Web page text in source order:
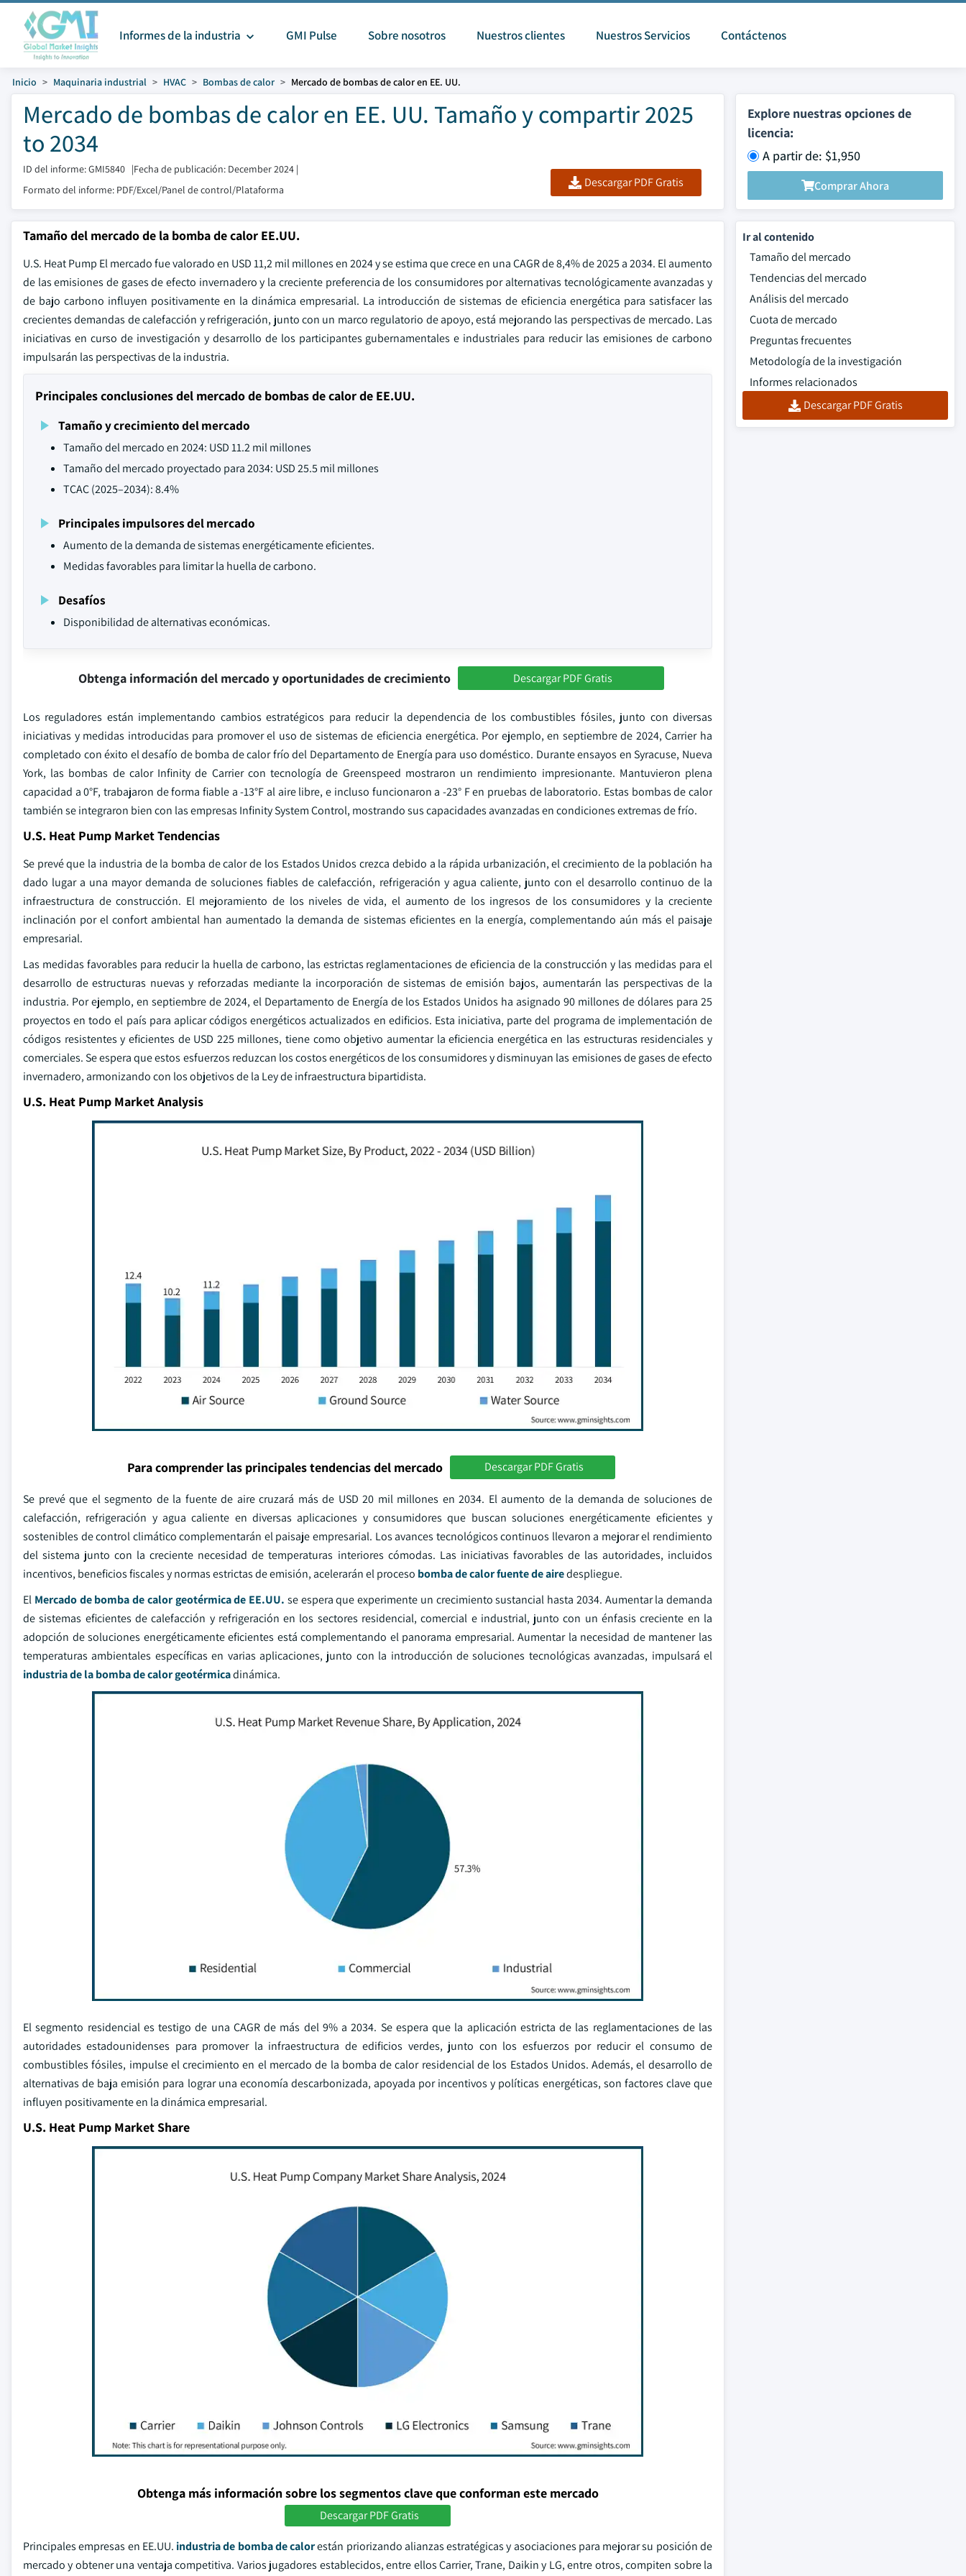
Informes de la industria GMI Pulse Sobre nosotros Nuestros clientes Nuestros Servicios Contáctenos
Inicio Maquinaria industrial HVAC Bombas de calor Mercado de bombas de calor en EE. UU.
Mercado de bombas de calor en EE. UU. Tamaño y compartir 2025
to 2034
ID del informe: GMI5840 |Fecha de publicación: December 2024 |
Formato del informe: PDF/Excel/Panel de control/Plataforma
Descargar PDF Gratis
Explore nuestras opciones de
licencia:
A partir de: $1,950
Comprar Ahora
Tamaño del mercado de la bomba de calor EE.UU.
U.S. Heat Pump El mercado fue valorado en USD 11,2 mil millones en 2024 y se estima que crece en una CAGR de 8,4% de 2025 a 2034. El aumento
de las emisiones de gases de efecto invernadero y la creciente preferencia de los consumidores por alternativas tecnológicamente avanzadas y
de bajo carbono influyen positivamente en la dinámica empresarial. La introducción de sistemas de eficiencia energética para satisfacer las
crecientes demandas de calefacción y refrigeración, junto con un marco regulatorio de apoyo, está mejorando las perspectivas de mercado. Las
iniciativas en curso de investigación y desarrollo de los participantes gubernamentales e industriales para reducir las emisiones de carbono
impulsarán las perspectivas de la industria.
Principales conclusiones del mercado de bombas de calor de EE.UU.
Tamaño y crecimiento del mercado
Tamaño del mercado en 2024: USD 11.2 mil millones
Tamaño del mercado proyectado para 2034: USD 25.5 mil millones
TCAC (2025–2034): 8.4%
Principales impulsores del mercado
Aumento de la demanda de sistemas energéticamente eficientes.
Medidas favorables para limitar la huella de carbono.
Desafíos
Disponibilidad de alternativas económicas.
Obtenga información del mercado y oportunidades de crecimiento Descargar PDF Gratis
Los reguladores están implementando cambios estratégicos para reducir la dependencia de los combustibles fósiles, junto con diversas
iniciativas y medidas introducidas para promover el uso de sistemas de eficiencia energética. Por ejemplo, en septiembre de 2024, Carrier ha
completado con éxito el desafío de bomba de calor frío del Departamento de Energía para uso doméstico. Durante ensayos en Syracuse, Nueva
York, las bombas de calor Infinity de Carrier con tecnología de Greenspeed mostraron un rendimiento impresionante. Mantuvieron plena
capacidad a 0°F, trabajaron de forma fiable a -13°F al aire libre, e incluso funcionaron a -23° F en pruebas de laboratorio. Estas bombas de calor
también se integraron bien con las empresas Infinity System Control, mostrando sus capacidades avanzadas en condiciones extremas de frío.
U.S. Heat Pump Market Tendencias
Se prevé que la industria de la bomba de calor de los Estados Unidos crezca debido a la rápida urbanización, el crecimiento de la población ha
dado lugar a una mayor demanda de soluciones fiables de calefacción, refrigeración y agua caliente, junto con el desarrollo continuo de la
infraestructura de construcción. El mejoramiento de los niveles de vida, el aumento de los ingresos de los consumidores y la creciente
inclinación por el confort ambiental han aumentado la demanda de sistemas eficientes en la energía, complementando aún más el paisaje
empresarial.
Las medidas favorables para reducir la huella de carbono, las estrictas reglamentaciones de eficiencia de la construcción y las medidas para el
desarrollo de estructuras nuevas y reforzadas mediante la incorporación de sistemas de emisión bajos, aumentarán las perspectivas de la
industria. Por ejemplo, en septiembre de 2024, el Departamento de Energía de los Estados Unidos ha asignado 90 millones de dólares para 25
proyectos en todo el país para aplicar códigos energéticos actualizados en edificios. Esta iniciativa, parte del programa de implementación de
códigos resistentes y eficientes de USD 225 millones, tiene como objetivo aumentar la eficiencia energética en las estructuras residenciales y
comerciales. Se espera que estos esfuerzos reduzcan los costos energéticos de los consumidores y disminuyan las emisiones de gases de efecto
invernadero, armonizando con los objetivos de la Ley de infraestructura bipartidista.
U.S. Heat Pump Market Analysis
Para comprender las principales tendencias del mercado Descargar PDF Gratis
Se prevé que el segmento de la fuente de aire cruzará más de USD 20 mil millones en 2034. El aumento de la demanda de soluciones de
calefacción, refrigeración y agua caliente en diversas aplicaciones y consumidores que buscan soluciones energéticamente eficientes y
sostenibles de control climático complementarán el paisaje empresarial. Los avances tecnológicos continuos llevaron a mejorar el rendimiento
del sistema junto con la creciente necesidad de temperaturas interiores cómodas. Las iniciativas favorables de las autoridades, incluidos
incentivos, beneficios fiscales y normas estrictas de emisión, acelerarán el proceso bomba de calor fuente de airedespliegue.
El Mercado de bomba de calor geotérmica de EE.UU. se espera que experimente un crecimiento sustancial hasta 2034. Aumentar la demanda
de sistemas eficientes de calefacción y refrigeración en los sectores residencial, comercial e industrial, junto con un énfasis creciente en la
adopción de soluciones energéticamente eficientes está complementando el panorama empresarial. Aumentar la necesidad de mantener las
temperaturas ambientales específicas en varias aplicaciones, junto con la introducción de soluciones tecnológicas avanzadas, impulsará el
industria de la bomba de calor geotérmicadinámica.
El segmento residencial es testigo de una CAGR de más del 9% a 2034. Se espera que la aplicación estricta de las reglamentaciones de las
autoridades estadounidenses para promover la infraestructura de edificios verdes, junto con los esfuerzos por reducir el consumo de
combustibles fósiles, impulse el crecimiento en el mercado de la bomba de calor residencial de los Estados Unidos. Además, el desarrollo de
alternativas de baja emisión para lograr una economía descarbonizada, apoyada por incentivos y políticas energéticas, son factores clave que
influyen positivamente en la dinámica empresarial.
U.S. Heat Pump Market Share
Obtenga más información sobre los segmentos clave que conforman este mercado
Descargar PDF Gratis
Principales empresas en EE.UU. industria de bomba de calorestán priorizando alianzas estratégicas y asociaciones para mejorar su posición de
mercado y obtener una ventaja competitiva. Varios jugadores establecidos, entre ellos Carrier, Trane, Daikin y LG, entre otros, compiten sobre la
Ir al contenido
Tamaño del mercado
Tendencias del mercado
Análisis del mercado
Cuota de mercado
Preguntas frecuentes
Metodología de la investigación
Informes relacionados
Descargar PDF Gratis